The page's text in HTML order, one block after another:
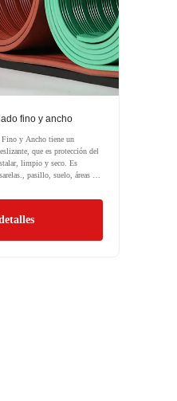
fino y ancho
Fino y Ancho tiene un
que es protección del
limpio y seco. Es
pasillo, suelo, áreas de